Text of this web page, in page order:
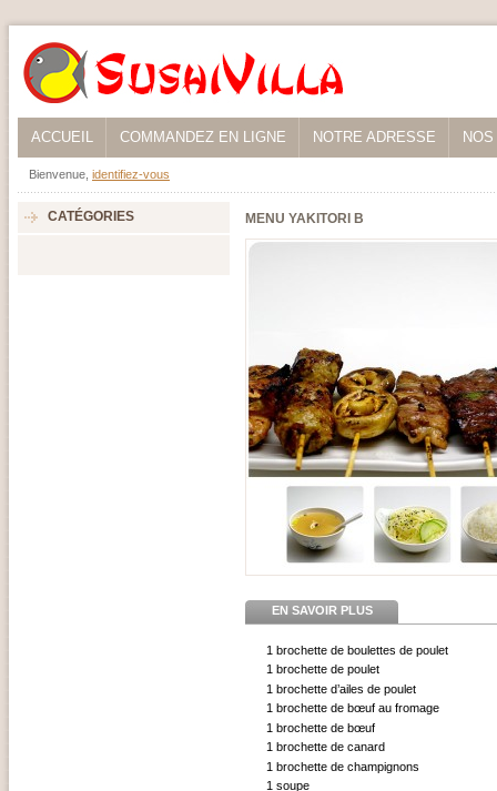
ACCUEIL COMMANDEZ EN LIGNE NOTRE ADRESSE
Bienvenue, identifiez-vous
CATÉGORIES MENU YAKITORI B
EN SAVOIR PLUS
1 brochette de boulettes de poulet
1 brochette de poulet
1 brochette d’ailes de poulet
1 brochette de bœuf au fromage
1 brochette de bœuf
1 brochette de canard
1 brochette de champignons
1 soupe